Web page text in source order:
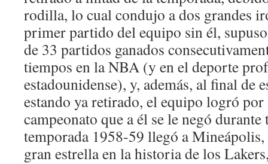
rodilla, lo cual condujo a dos grandes
primer partido del equipo sin él,
de 33 partidos ganados
tiempos en la NBA (y en el deporte
estadounidense), y, además, al final de
estando ya retirado, el equipo logró
campeonato que a él se le negó
temporada 1958-59 llegó a
gran estrella en la historia de los